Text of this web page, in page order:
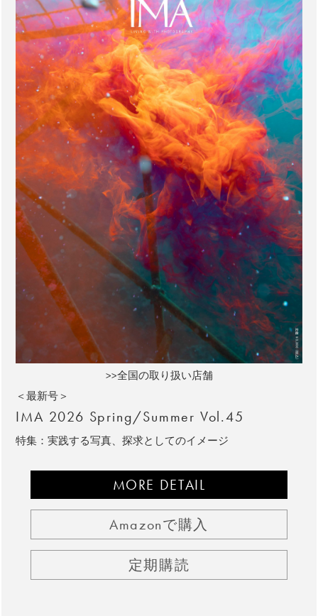
>>全国の取り扱い店舗
＜最新号＞
IMA 2026 Spring/Summer Vol.45
特集：実践する写真、探求としてのイメージ
MORE DETAIL
Amazonで購入
定期購読